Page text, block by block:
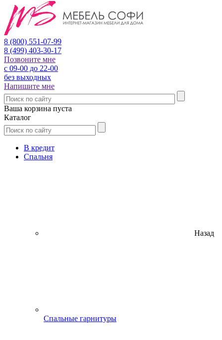
8 (800) 551-07-99
8 (499) 403-30-17
Позвоните мне
с 09-00 до 22-00
без выходных
Напишите мне
Ваша корзина пуста
Каталог
В кредит
Спальня
Назад
Спальные гарнитуры